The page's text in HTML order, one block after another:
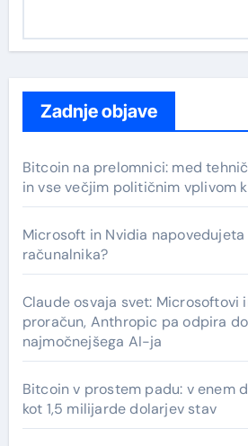
Zadnje objave
Bitcoin na prelomnici: med
in vse večjim političnim vplivom
Microsoft in Nvidia napovedujeta
računalnika?
Claude osvaja svet: Microsoftovi
proračun, Anthropic pa odpira
najmočnejšega AI-ja
Bitcoin v prostem padu: v enem
kot 1,5 milijarde dolarjev stav